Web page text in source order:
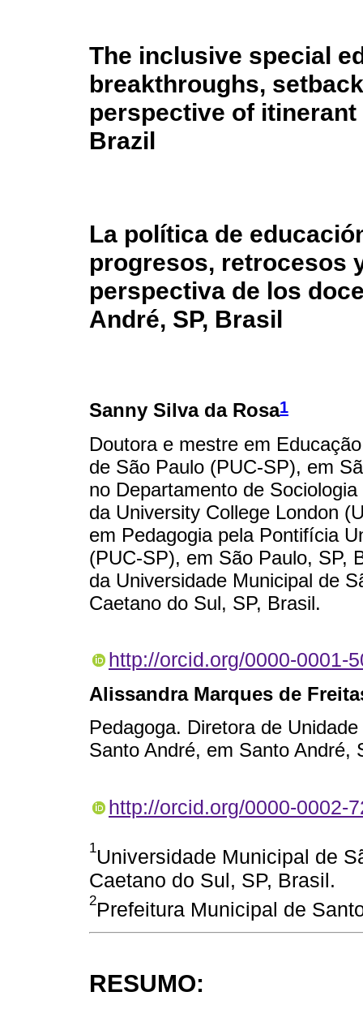
The inclusive special
breakthroughs,
perspective of itinerant
Brazil
La política de
progresos, retrocesos
perspectiva de los
André, SP, Brasil
Sanny Silva da Rosa1
Doutora e mestre em
de São Paulo (PUC-SP), em
no Departamento de
da University College London
em Pedagogia pela Pontifícia
(PUC-SP), em São Paulo, SP,
da Universidade Municipal de
Caetano do Sul, SP, Brasil.
http://orcid.org/0000-0001-
Alissandra Marques de
Pedagoga. Diretora de
Santo André, em Santo André,
http://orcid.org/0000-0002-
1Universidade Municipal de
Caetano do Sul, SP, Brasil.
2Prefeitura Municipal de
RESUMO: